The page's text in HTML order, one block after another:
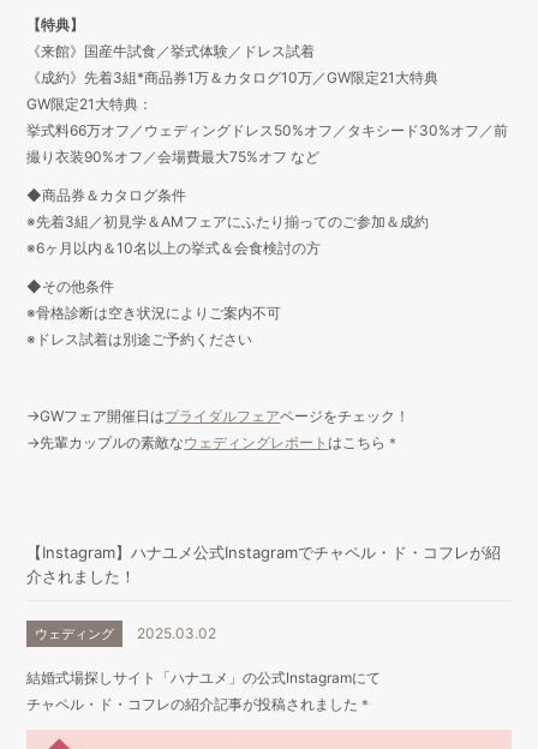
【特典】
《来館》国産牛試食／挙式体験／ドレス試着
《成約》先着3組*商品券1万＆カタログ10万／GW限定21大特典
GW限定21大特典：
挙式料66万オフ／ウェディングドレス50%オフ／タキシード30%オフ／前
撮り衣装90%オフ／会場費最大75%オフ など
◆商品券＆カタログ条件
※先着3組／初見学＆AMフェアにふたり揃ってのご参加＆成約
※6ヶ月以内＆10名以上の挙式＆会食検討の方
◆その他条件
※骨格診断は空き状況によりご案内不可
※ドレス試着は別途ご予約ください
→GWフェア開催日はブライダルフェアページをチェック！
→先輩カップルの素敵なウェディングレポート はこちら＊
【Instagram】ハナユメ公式Instagramでチャペル・ド・コフレが紹
介されました！
ウェディング 2025.03.02
結婚式場探しサイト「ハナユメ」の公式Instagramにて
チャペル・ド・コフレの紹介記事が投稿されました＊